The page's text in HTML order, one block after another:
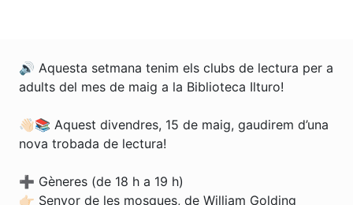
🔊 Aquesta setmana tenim els clubs de lectura per a
adults del mes de maig a la Biblioteca Ilturo!
👋🏻📚 Aquest divendres, 15 de maig, gaudirem d’una
nova trobada de lectura!
➕ Gèneres (de 18 h a 19 h)
👉🏻 Senyor de les mosques, de William Golding